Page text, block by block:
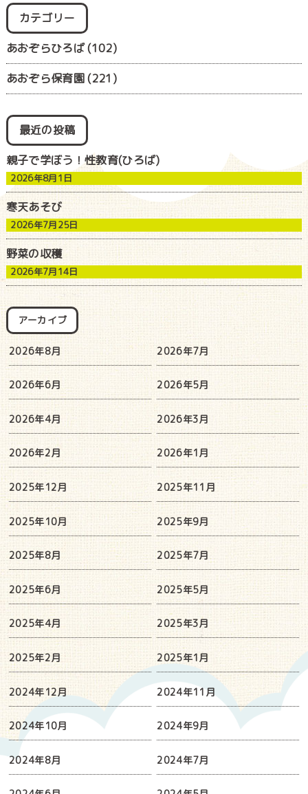
カテゴリー
あおぞらひろば(102)
あおぞら保育園(221)
最近の投稿
親子で学ぼう！性教育(ひろば)
2026年8月1日
寒天あそび
2026年7月25日
野菜の収穫
2026年7月14日
アーカイブ
2026年8月 2026年7月
2026年6月 2026年5月
2026年4月 2026年3月
2026年2月 2026年1月
2025年12月 2025年11月
2025年10月 2025年9月
2025年8月 2025年7月
2025年6月 2025年5月
2025年4月 2025年3月
2025年2月 2025年1月
2024年12月 2024年11月
2024年10月 2024年9月
2024年8月 2024年7月